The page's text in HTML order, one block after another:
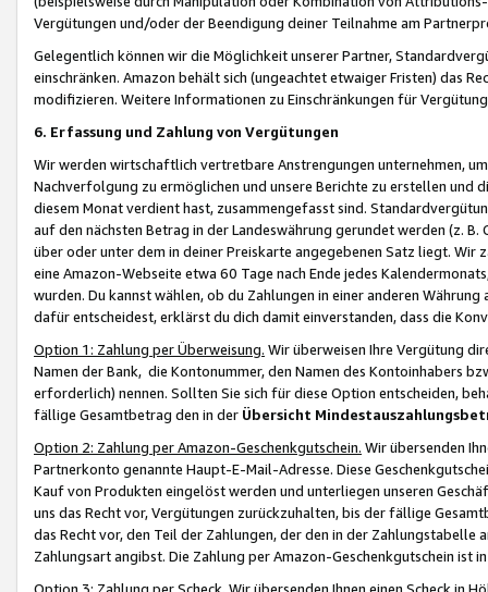
Vergütungen und/oder der Beendigung deiner Teilnahme am
Gelegentlich können wir die Möglichkeit unserer Partner,
einschränken. Amazon behält sich (ungeachtet etwaiger Fristen) das
modifizieren. Weitere Informationen zu Einschränkungen für
6. Erfassung und Zahlung von Vergütungen
Wir werden wirtschaftlich vertretbare Anstrengungen unternehmen,
Nachverfolgung zu ermöglichen und unsere Berichte zu erstellen und
diesem Monat verdient hast, zusammengefasst sind.
auf den nächsten Betrag in der Landeswährung gerundet werden (z.
über oder unter dem in deiner Preiskarte angegebenen Satz liegt.
eine Amazon-Webseite etwa 60 Tage nach Ende jedes
wurden. Du kannst wählen, ob du Zahlungen in einer anderen
dafür entscheidest, erklärst du dich damit einverstanden, dass die
Option 1: Zahlung per Überweisung. Wir überweisen Ihre Vergütung
Namen der Bank, die Kontonummer, den Namen des Kontoinhabers
erforderlich) nennen. Sollten Sie sich für diese Option entscheiden,
fällige Gesamtbetrag den in der Übersicht
Option 2: Zahlung per Amazon-Geschenkgutschein. Wir übersenden
Partnerkonto genannte Haupt-E-Mail-Adresse. Diese
Kauf von Produkten eingelöst werden und unterliegen unseren
uns das Recht vor, Vergütungen zurückzuhalten, bis der fällige
das Recht vor, den Teil der Zahlungen, der den in der
Zahlungsart angibst. Die Zahlung per Amazon-Geschenkgutschein ist
Option 3: Zahlung per Scheck. Wir übersenden Ihnen einen Scheck in